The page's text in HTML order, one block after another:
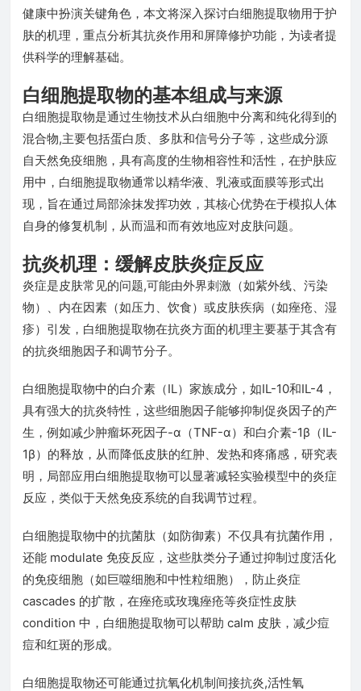
健康中扮演关键角色，本文将深入探讨白细胞提取物用于护
肤的机理，重点分析其抗炎作用和屏障修护功能，为读者提
供科学的理解基础。
白细胞提取物的基本组成与来源
白细胞提取物是通过生物技术从白细胞中分离和纯化得到的
混合物,主要包括蛋白质、多肽和信号分子等，这些成分源
自天然免疫细胞，具有高度的生物相容性和活性，在护肤应
用中，白细胞提取物通常以精华液、乳液或面膜等形式出
现，旨在通过局部涂抹发挥功效，其核心优势在于模拟人体
自身的修复机制，从而温和而有效地应对皮肤问题。
抗炎机理：缓解皮肤炎症反应
炎症是皮肤常见的问题,可能由外界刺激（如紫外线、污染
物）、内在因素（如压力、饮食）或皮肤疾病（如痤疮、湿
疹）引发，白细胞提取物在抗炎方面的机理主要基于其含有
的抗炎细胞因子和调节分子。
白细胞提取物中的白介素（IL）家族成分，如IL-10和IL-4，
具有强大的抗炎特性，这些细胞因子能够抑制促炎因子的产
生，例如减少肿瘤坏死因子-α（TNF-α）和白介素-1β（IL-
1β）的释放，从而降低皮肤的红肿、发热和疼痛感，研究表
明，局部应用白细胞提取物可以显著减轻实验模型中的炎症
反应，类似于天然免疫系统的自我调节过程。
白细胞提取物中的抗菌肽（如防御素）不仅具有抗菌作用，
还能 modulate 免疫反应，这些肽类分子通过抑制过度活化
的免疫细胞（如巨噬细胞和中性粒细胞），防止炎症
cascades 的扩散，在痤疮或玫瑰痤疮等炎症性皮肤
condition 中，白细胞提取物可以帮助 calm 皮肤，减少痘
痘和红斑的形成。
白细胞提取物还可能通过抗氧化机制间接抗炎,活性氧